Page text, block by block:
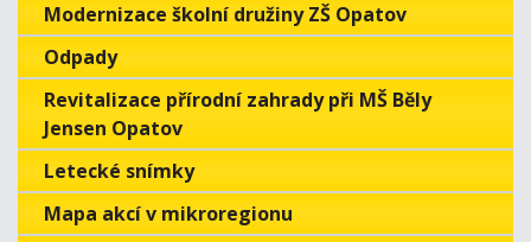
Modernizace školní družiny ZŠ Opatov
Odpady
Revitalizace přírodní zahrady při MŠ Běly
Jensen Opatov
Letecké snímky
Mapa akcí v mikroregionu